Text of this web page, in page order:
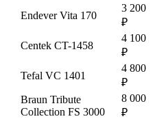
Endever Vita 170
3 200
₽
Centek CT-1458
4 100
₽
Tefal VC 1401
4 800
₽
Braun Tribute
Collection FS 3000
8 000
₽